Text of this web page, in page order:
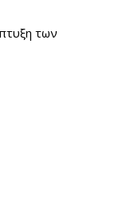
των